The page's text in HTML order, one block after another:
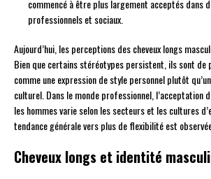
commencé à être plus largement acceptés dans
professionnels et sociaux.
Aujourd’hui, les perceptions des cheveux longs
Bien que certains stéréotypes persistent, ils sont de
comme une expression de style personnel plutôt
culturel. Dans le monde professionnel, l’acceptation
les hommes varie selon les secteurs et les cultures
tendance générale vers plus de flexibilité est
Cheveux longs et identité